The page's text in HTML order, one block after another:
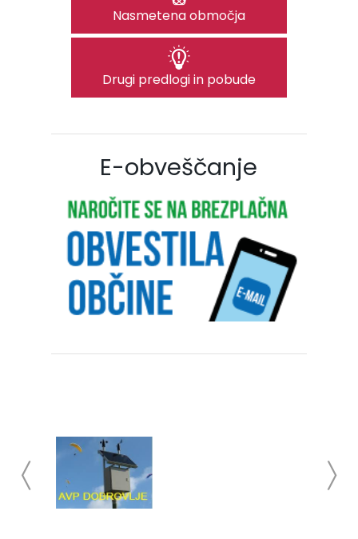
Nasmetena območja
Drugi predlogi in pobude
E-obveščanje